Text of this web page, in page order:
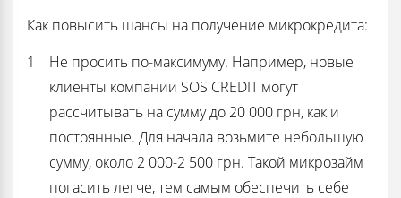
Как повысить шансы на получение микрокредита:
Не просить по-максимуму. Например, новые
клиенты компании SOS CREDIT могут
рассчитывать на сумму до 20 000 грн, как и
постоянные. Для начала возьмите небольшую
сумму, около 2 000-2 500 грн. Такой микрозайм
погасить легче, тем самым обеспечить себе